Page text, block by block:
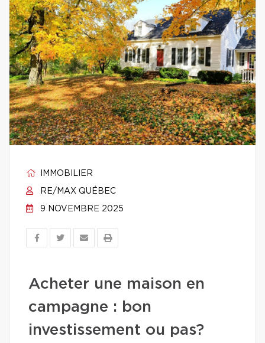
IMMOBILIER
RE/MAX QUÉBEC
9 NOVEMBRE 2025
Acheter une maison en
campagne : bon
investissement ou pas?